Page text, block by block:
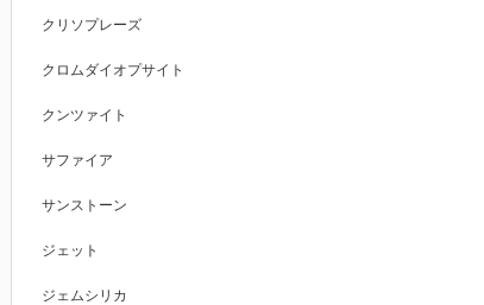
クリソプレーズ
クロムダイオプサイト
クンツァイト
サファイア
サンストーン
ジェット
ジェムシリカ